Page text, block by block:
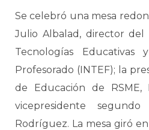
Se celebró una mesa
Julio Albalad, director
Tecnologías Educativas
Profesorado (INTEF); la
de Educación de RSME,
vicepresidente
Rodríguez. La mesa giró